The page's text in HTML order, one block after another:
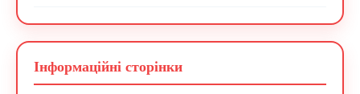
Інформаційні сторінки